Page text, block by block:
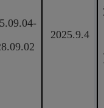
2025.9.4